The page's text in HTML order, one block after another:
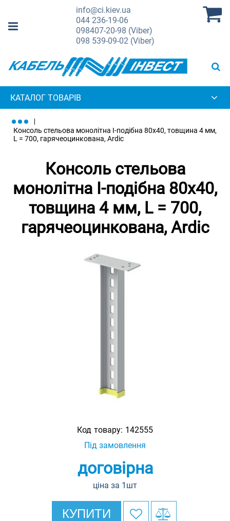
info@ci.kiev.ua
044236-19-06
098407-20-98 (Viber)
098 539-09-02 (Viber)
КАТАЛОГ ТОВАРІВ
Консоль стельова монолітна I-подібна 80х40, товщина 4 мм,
L = 700, гарячеоцинкована, Ardic
Консоль стельова
монолітна I-подібна 80х40,
товщина 4 мм, L = 700,
гарячеоцинкована, Ardic
Код товару: 142555
Під замовлення
договірна
ціна за 1шт
КУПИТИ